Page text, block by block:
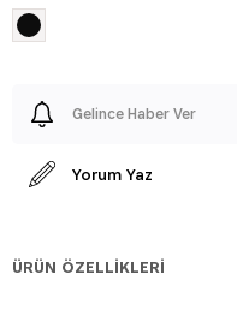
Gelince Haber Ver
Yorum Yaz
ÜRÜN ÖZELLIKLERI